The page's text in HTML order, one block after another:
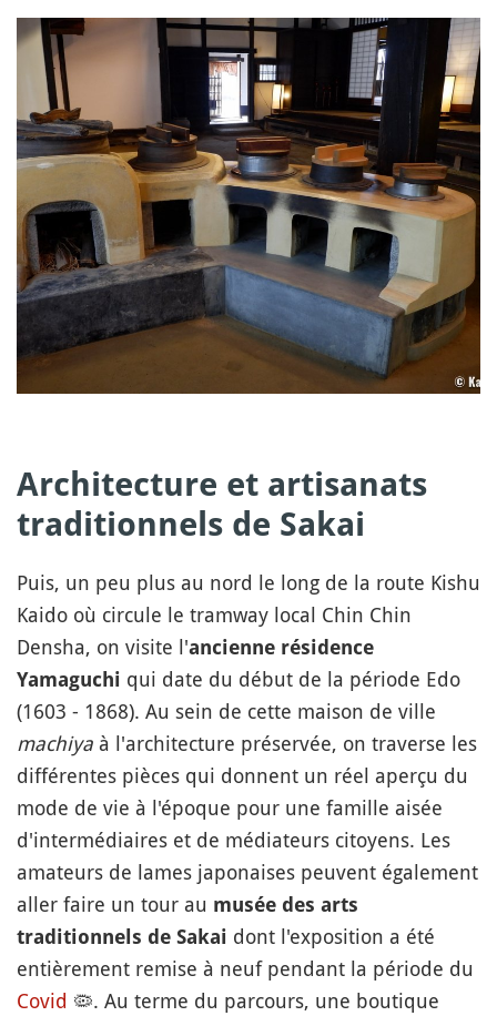
Architecture et artisanats
traditionnels de Sakai
Puis, un peu plus au nord le long de la route Kishu
Kaido où circule le tramway local Chin Chin
Densha, on visite l'ancienne résidence
Yamaguchi qui date du début de la période Edo
(1603 - 1868). Au sein de cette maison de ville
machiya à l'architecture préservée, on traverse les
différentes pièces qui donnent un réel aperçu du
mode de vie à l'époque pour une famille aisée
d'intermédiaires et de médiateurs citoyens. Les
amateurs de lames japonaises peuvent également
aller faire un tour au musée des arts
traditionnels de Sakai dont l'exposition a été
entièrement remise à neuf pendant la période du
Covid 🦠. Au terme du parcours, une boutique